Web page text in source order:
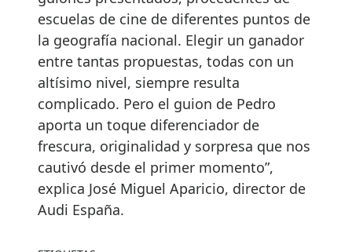
escuelas de cine de diferentes puntos de
la geografía nacional. Elegir un ganador
entre tantas propuestas, todas con un
altísimo nivel, siempre resulta
complicado. Pero el guion de Pedro
aporta un toque diferenciador de
frescura, originalidad y sorpresa que nos
cautivó desde el primer momento”,
explica José Miguel Aparicio, director de
Audi España.